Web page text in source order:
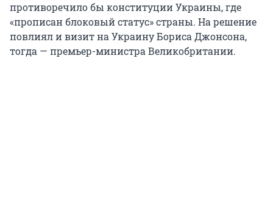
противоречило бы конституции Украины, где
«прописан блоковый статус» страны. На решение
повлиял и визит на Украину Бориса Джонсона,
тогда — премьер-министра Великобритании.